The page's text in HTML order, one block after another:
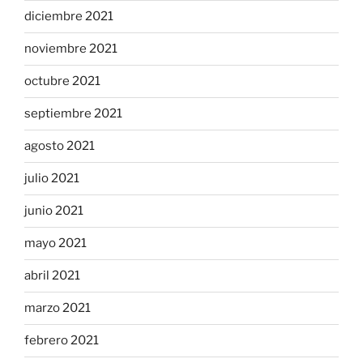
diciembre 2021
noviembre 2021
octubre 2021
septiembre 2021
agosto 2021
julio 2021
junio 2021
mayo 2021
abril 2021
marzo 2021
febrero 2021